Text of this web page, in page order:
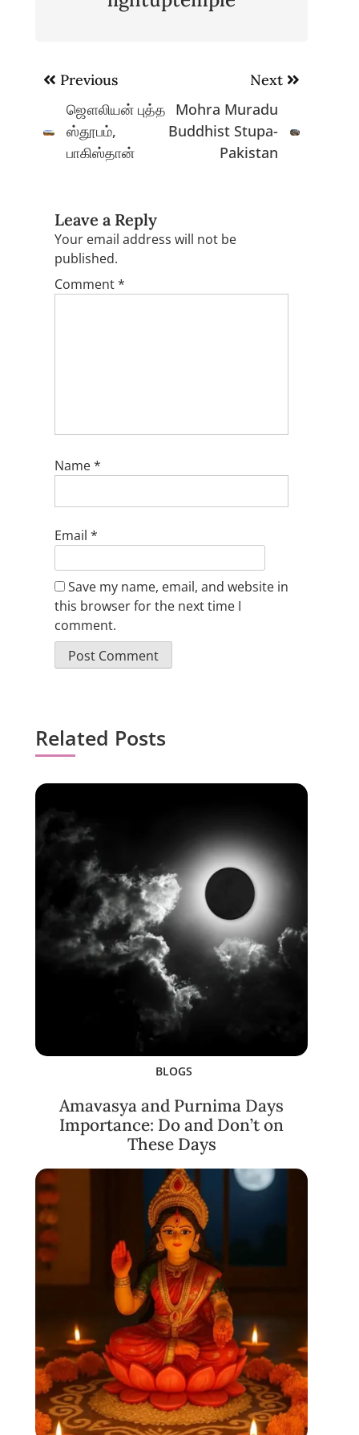
Post
navigation
Previous
ஜௌலியன் புத்த
ஸ்தூபம்,
பாகிஸ்தான்
Next
Mohra Muradu
Buddhist Stupa-
Pakistan
Leave a Reply
Your email address will not be
published.
Comment*
Name*
Email *
Save my name, email, and website in
this browser for the next time I
comment.
Related Posts
BLOGS
Amavasya and Purnima Days
Importance: Do and Don’t on
These Days